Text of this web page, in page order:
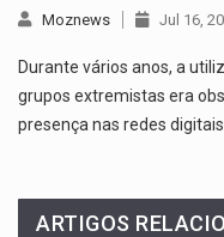
Moznews Jul 16,
Durante vários anos, a
grupos extremistas era
presença nas redes
ARTIGOS